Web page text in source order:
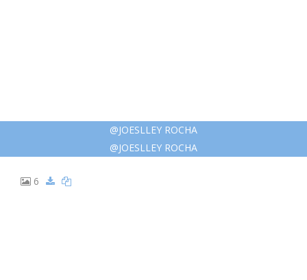
@JOESLLEY ROCHA
@JOESLLEY ROCHA
6